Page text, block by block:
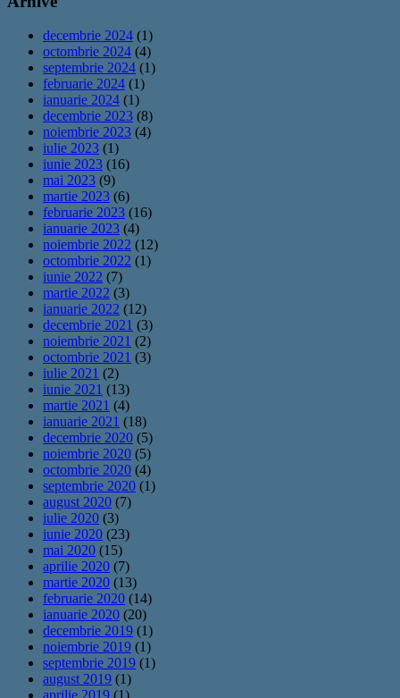
decembrie 2024 (1)
octombrie 2024 (4)
septembrie 2024 (1)
februarie 2024 (1)
ianuarie 2024 (1)
decembrie 2023 (8)
noiembrie 2023 (4)
iulie 2023 (1)
iunie 2023 (16)
mai 2023 (9)
martie 2023 (6)
februarie 2023 (16)
ianuarie 2023 (4)
noiembrie 2022 (12)
octombrie 2022 (1)
iunie 2022 (7)
martie 2022 (3)
ianuarie 2022 (12)
decembrie 2021 (3)
noiembrie 2021 (2)
octombrie 2021 (3)
iulie 2021 (2)
iunie 2021 (13)
martie 2021 (4)
ianuarie 2021 (18)
decembrie 2020 (5)
noiembrie 2020 (5)
octombrie 2020 (4)
septembrie 2020 (1)
august 2020 (7)
iulie 2020 (3)
iunie 2020 (23)
mai 2020 (15)
aprilie 2020 (7)
martie 2020 (13)
februarie 2020 (14)
ianuarie 2020 (20)
decembrie 2019 (1)
noiembrie 2019 (1)
septembrie 2019 (1)
august 2019 (1)